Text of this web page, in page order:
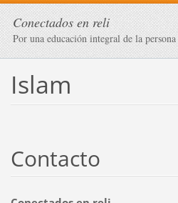
Conectados en reli
Por una educación integral de la persona
Islam
Contacto